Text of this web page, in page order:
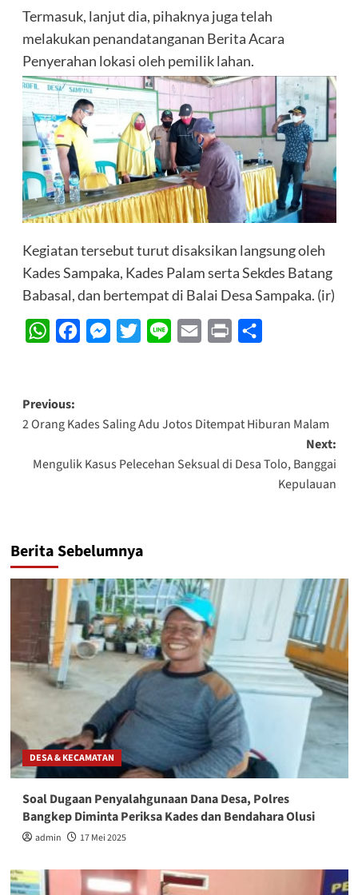
Termasuk, lanjut dia, pihaknya juga telah
melakukan penandatanganan Berita Acara
Penyerahan lokasi oleh pemilik lahan.
Kegiatan tersebut turut disaksikan langsung oleh
Kades Sampaka, Kades Palam serta Sekdes Batang
Babasal, dan bertempat di Balai Desa Sampaka. (ir)
WhatsAppFacebookMessenger
Twitter Line Email Print
Post
navigation
Previous:
2 Orang Kades Saling Adu Jotos Ditempat Hiburan Malam
Next:
Mengulik Kasus Pelecehan Seksual di Desa Tolo, Banggai
Kepulauan
Berita Sebelumnya
DESA & KECAMATAN
Soal Dugaan Penyalahgunaan Dana Desa, Polres
Bangkep Diminta Periksa Kades dan Bendahara Olusi
admin 17 Mei 2025